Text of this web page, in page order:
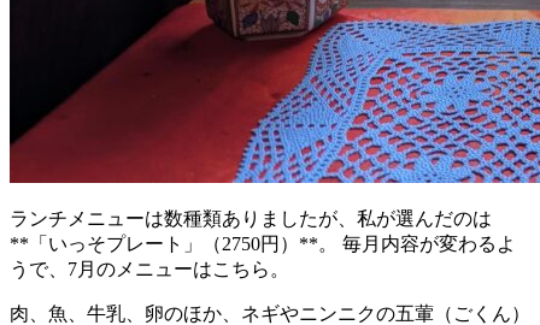
ランチメニューは数種類ありましたが、私が選んだのは
**「いっそプレート」（2750円）**。 毎月内容が変わるよ
うで、7月のメニューはこちら。
肉、魚、牛乳、卵のほか、ネギやニンニクの五葷（ごくん）